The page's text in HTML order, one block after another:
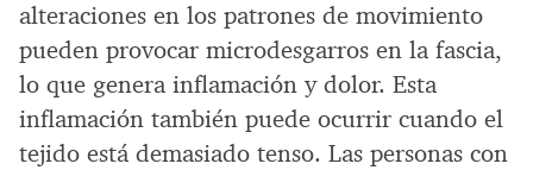
alteraciones en los patrones de movimiento
pueden provocar microdesgarros en la fascia,
lo que genera inflamación y dolor. Esta
inflamación también puede ocurrir cuando el
tejido está demasiado tenso. Las personas con